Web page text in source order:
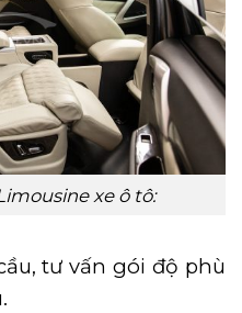
xe ô tô:
tư vấn gói độ phù